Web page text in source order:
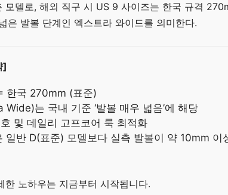
모델로, 해외 직구 시 US 9 사이즈는 한국 규격
은 발볼 단계인 엑스트라 와이드를 의미한다.
]
한국 270mm (표준)
는 국내 기준 ‘발볼 매우 넓음’에 해당
및 데일리 고프코어 룩 최적화
일반 D(표준) 모델보다 실측 발볼이 약 10mm 이
한 노하우는 지금부터 시작됩니다.